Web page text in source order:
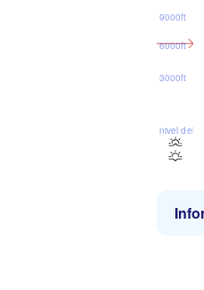
nivel del
3000ft
6000ft
9000ft